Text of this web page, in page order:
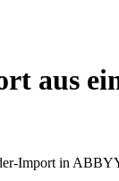
aus
Import in